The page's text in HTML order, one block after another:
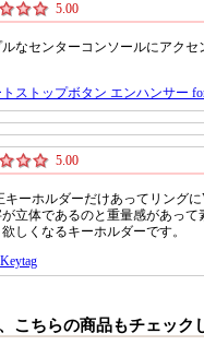
こちらの商品もチェック